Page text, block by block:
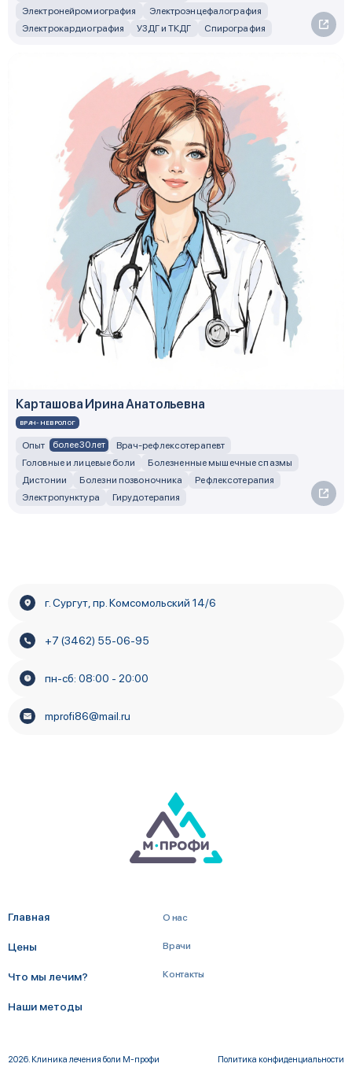
Электронейромиография
Электроэнцефалография
Электрокардиография
УЗДГ и ТКДГ Спирография
Карташова Ирина Анатольевна
ВРАЧ-НЕВРОЛОГ
Опыт более 30 лет
Врач-рефлексотерапевт
Головные и лицевые боли
Болезненные мышечные спазмы
Дистонии
Болезни позвоночника
Рефлексотерапия
Электропунктура
Гирудотерапия
г. Сургут, пр. Комсомольский 14/6
+7 (3462) 55-06-95
пн-сб: 08:00 - 20:00
mprofi86@mail.ru
Главная
Цены
Что мы лечим?
Наши методы
О нас
Врачи
Контакты
2026. Клиника лечения боли М-профи Политика конфиденциальности